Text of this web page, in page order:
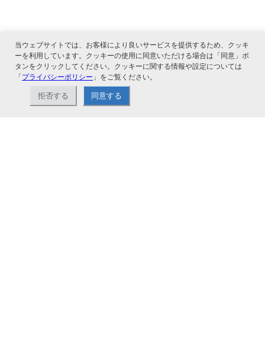
関連サービス
当ウェブサイトでは、お客様により良いサービスを提供するため、クッキ
ーを利用しています。クッキーの使用に同意いただける場合は「同意」ボ
タンをクリックしてください。クッキーに関する情報や設定については
「プライバシーポリシー 」をご覧ください。
拒否する 同意する